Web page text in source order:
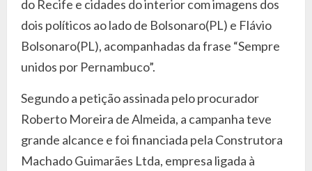
do Recife e cidades do interior com imagens dos
dois políticos ao lado de Bolsonaro(PL) e Flávio
Bolsonaro(PL), acompanhadas da frase “Sempre
unidos por Pernambuco”.
Segundo a petição assinada pelo procurador
Roberto Moreira de Almeida, a campanha teve
grande alcance e foi financiada pela Construtora
Machado Guimarães Ltda, empresa ligada à